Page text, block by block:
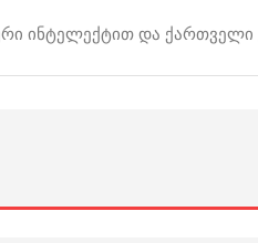
ინტელექტით და ქართველი